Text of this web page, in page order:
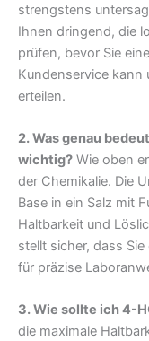
strengstens
Ihnen dringend, die
prüfen, bevor Sie
Kundenservice kann
erteilen.
2. Was genau
wichtig? Wie oben
der Chemikalie. Die
Base in ein Salz mit
Haltbarkeit und
stellt sicher, dass
für präzise
3. Wie sollte ich 4-
die maximale